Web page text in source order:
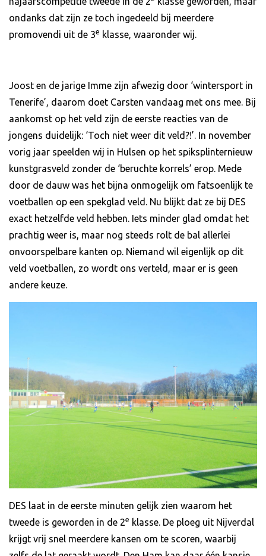
ondanks dat zijn ze toch ingedeeld bij meerdere
promovendi uit de 3e klasse, waaronder wij.
Joost en de jarige Imme zijn afwezig door ‘wintersport in
Tenerife’, daarom doet Carsten vandaag met ons mee. Bij
aankomst op het veld zijn de eerste reacties van de
jongens duidelijk: ‘Toch niet weer dit veld?!’. In november
vorig jaar speelden wij in Hulsen op het spiksplinternieuw
kunstgrasveld zonder de ‘beruchte korrels’ erop. Mede
door de dauw was het bijna onmogelijk om fatsoenlijk te
voetballen op een spekglad veld. Nu blijkt dat ze bij DES
exact hetzelfde veld hebben. Iets minder glad omdat het
prachtig weer is, maar nog steeds rolt de bal allerlei
onvoorspelbare kanten op. Niemand wil eigenlijk op dit
veld voetballen, zo wordt ons verteld, maar er is geen
andere keuze.
DES laat in de eerste minuten gelijk zien waarom het
tweede is geworden in de 2e klasse. De ploeg uit Nijverdal
krijgt vrij snel meerdere kansen om te scoren, waarbij